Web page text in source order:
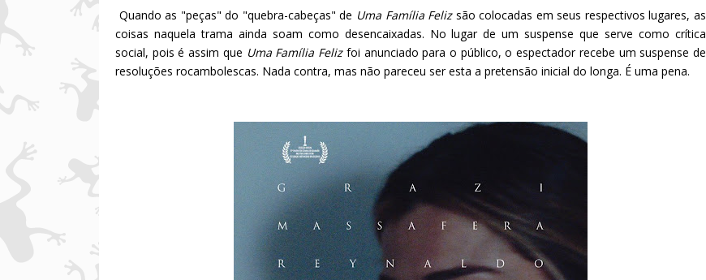
Quando as "peças" do "quebra-cabeças" de Uma Família Feliz são colocadas em seus respectivos lugares, as
coisas naquela trama ainda soam como desencaixadas. No lugar de um suspense que serve como crítica
social, pois é assim que Uma Família Feliz foi anunciado para o público, o espectador recebe um suspense de
resoluções rocambolescas. Nada contra, mas não pareceu ser esta a pretensão inicial do longa. É uma pena.